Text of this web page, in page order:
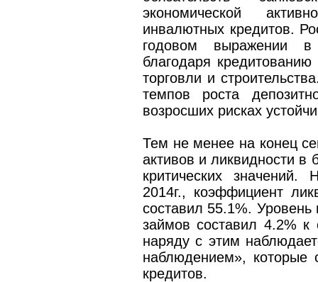
экономической
инвалютных кредитов.
годовом выражении
благодаря
торговли и
темпов роста
возросших рисках
Тем не менее на конец
активов и ликвидности в
критических
2014г., коэффициент
составил 55.1%.
займов составил 4.2%
наряду с этим
наблюдением», которые
кредитов.